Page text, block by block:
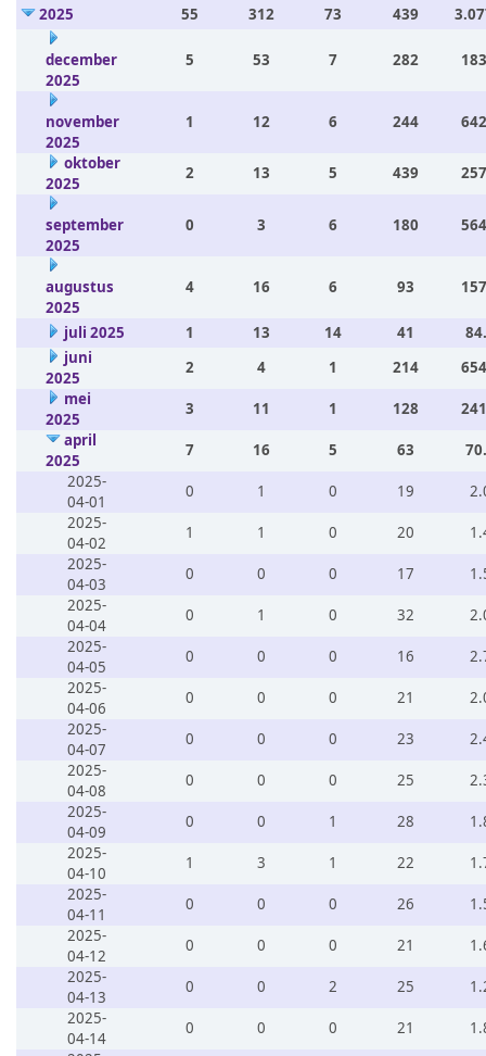
2025
55 312 73 439
december
2025
5 53 7 282
november
2025
1 12 6 244
oktober
2025
2 13 5 439
september
2025
0 3 6 180
augustus
2025
4 16 6 93
juli 2025 1 13 14 41
juni
2025
2 4 1 214
mei
2025
3 11 1 128
april
2025
7 16 5 63
2025-
04-01
0 1 0 19
2025-
04-02
1 1 0 20
2025-
04-03
0 0 0 17
2025-
04-04
0 1 0 32
2025-
04-05
0 0 0 16
2025-
04-06
0 0 0 21
2025-
04-07
0 0 0 23
2025-
04-08
0 0 0 25
2025-
04-09
0 0 1 28
2025-
04-10
1 3 1 22
2025-
04-11
0 0 0 26
2025-
04-12
0 0 0 21
2025-
04-13
0 0 2 25
2025-
04-14
0 0 0 21